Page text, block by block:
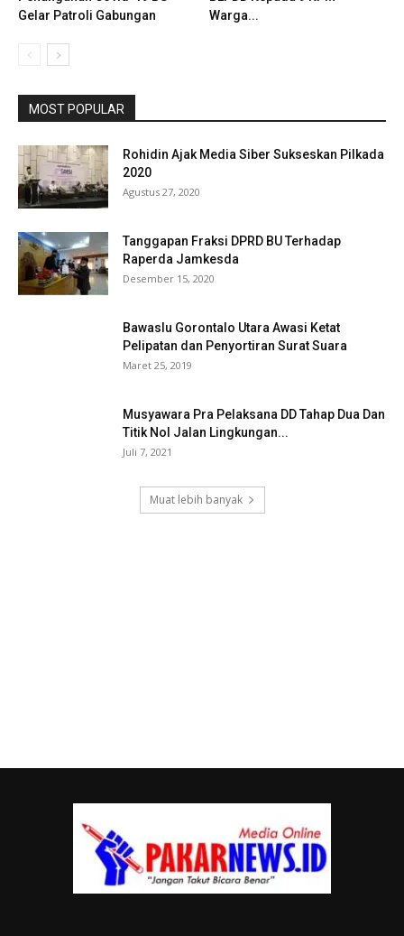
Gelar Patroli Gabungan
Warga...
MOST POPULAR
Rohidin Ajak Media Siber Sukseskan Pilkada
2020
Agustus 27, 2020
Tanggapan Fraksi DPRD BU Terhadap
Raperda Jamkesda
Desember 15, 2020
Bawaslu Gorontalo Utara Awasi Ketat
Pelipatan dan Penyortiran Surat Suara
Maret 25, 2019
Musyawara Pra Pelaksana DD Tahap Dua Dan
Titik Nol Jalan Lingkungan...
Juli 7, 2021
Muat lebih banyak